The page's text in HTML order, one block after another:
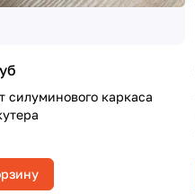
силуминового каркаса